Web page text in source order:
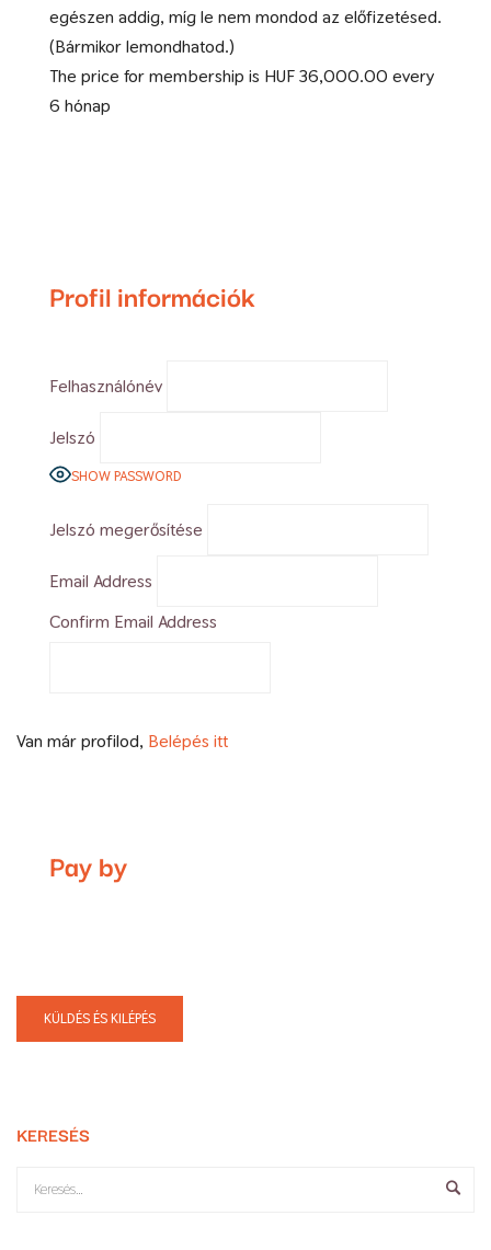
egészen addig, míg le nem mondod az előfizetésed.
(Bármikor lemondhatod.)
The price for membership is HUF 36,000.00 every
6 hónap
Profil információk
Felhasználónév
Jelszó
SHOW PASSWORD
Jelszó megerősítése
Email Address
Confirm Email Address
Van már profilod, Belépés itt
Pay by
KERESÉS